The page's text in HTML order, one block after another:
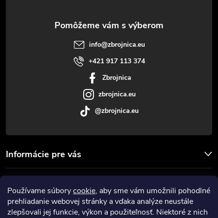
Používame súborycookie, aby sme vám umožnili pohodlné
prehliadanie webovej stránky a vďaka analýze neustále
zlepšovali jej funkcie, výkon a použiteľnosť. Niektoré z nich
y
v
ý
p
Informácie pre vás
Prijímame online platby
info@zbrojnica.eu
+421 917 113 374
Zbrojnica
zbrojnica.eu
@zbrojnica.eu